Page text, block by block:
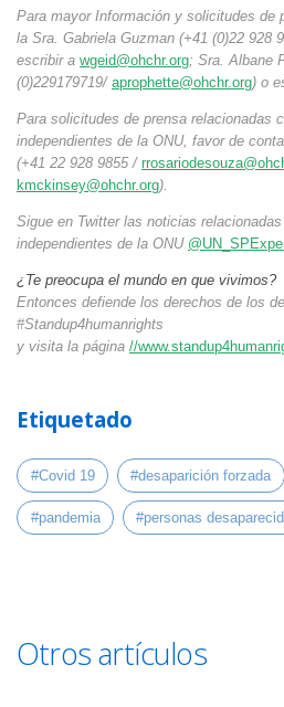
Para mayor Información y solicitudes de
la Sra. Gabriela Guzman (+41 (0)22 928
escribir a wgeid@ohchr.org; Sra. Albane
(0)229179719/ aprophette@ohchr.org) o
Para solicitudes de prensa relacionadas
independientes de la ONU, favor de
(+41 22 928 9855 /
kmckinsey@ohchr.org).
Sigue en Twitter las noticias
independientes de la ONU
¿Te preocupa el mundo en que vivimos?
Entonces defiende los derechos de los
#Standup4humanrights
y visita la página //
Etiquetado
#Covid 19 #desaparición forzada
#pandemia #personas
Otros artículos